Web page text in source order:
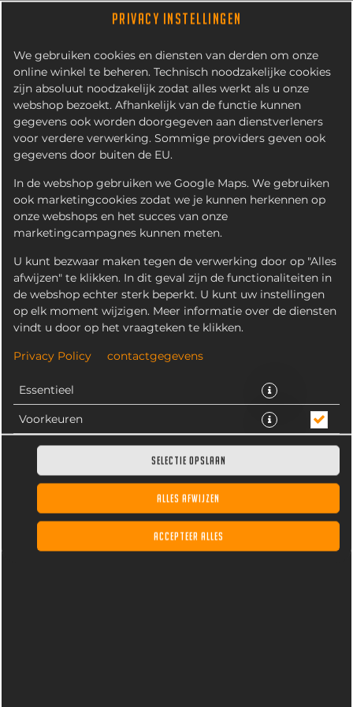
PRIVACY INSTELLINGEN
We gebruiken cookies en diensten van derden om onze
online winkel te beheren. Technisch noodzakelijke cookies
zijn absoluut noodzakelijk zodat alles werkt als u onze
webshop bezoekt. Afhankelijk van de functie kunnen
gegevens ook worden doorgegeven aan dienstverleners
voor verdere verwerking. Sommige providers geven ook
gegevens door buiten de EU.
In de webshop gebruiken we Google Maps. We gebruiken
ook marketingcookies zodat we je kunnen herkennen op
onze webshops en het succes van onze
marketingcampagnes kunnen meten.
U kunt bezwaar maken tegen de verwerking door op "Alles
afwijzen" te klikken. In dit geval zijn de functionaliteiten in
de webshop echter sterk beperkt. U kunt uw instellingen
op elk moment wijzigen. Meer informatie over de diensten
vindt u door op het vraagteken te klikken.
Privacy Policy contactgegevens
Essentieel
Voorkeuren
Statistieken
SELECTIE OPSLAAN
ALLES AFWIJZEN
ACCEPTEER ALLES
BERENKLAUW
Bal gehakt in schijven met verse dikke uienringen er
tussen uit de frituur. Saus naar keuze als extra optie toe
te voegen.